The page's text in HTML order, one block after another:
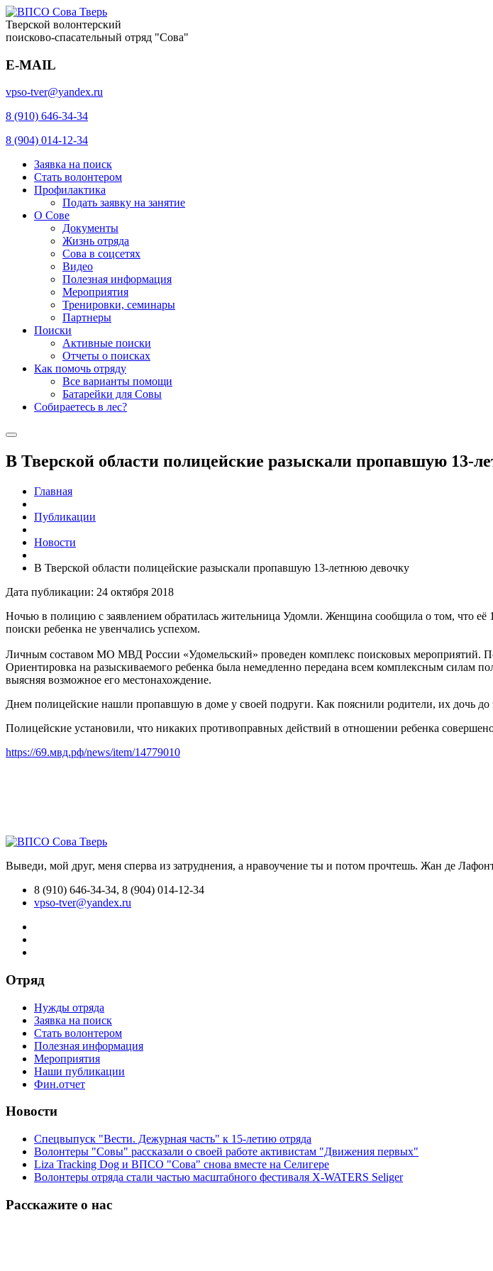
Тверской волонтерский
поисково-спасательный отряд "Сова"
E-MAIL
vpso-tver@yandex.ru
8 (910) 646-34-34
8 (904) 014-12-34
Заявка на поиск
Стать волонтером
Профилактика
Подать заявку на занятие
О Сове
Документы
Жизнь отряда
Сова в соцсетях
Видео
Полезная информация
Мероприятия
Тренировки, семинары
Партнеры
Поиски
Активные поиски
Отчеты о поисках
Как помочь отряду
Все варианты помощи
Батарейки для Совы
Собираетесь в лес?
В Тверской области полицейские разыскали пропавшую 13-
Главная
Публикации
Новости
В Тверской области полицейские разыскали пропавшую 13-летнюю девочку
Дата публикации: 24 октября 2018
Ночью в полицию с заявлением обратилась жительница Удомли. Женщина сообщила о том, что её
поиски ребенка не увенчались успехом.
Личным составом МО МВД России «Удомельский» проведен комплекс поисковых мероприятий.
Ориентировка на разыскиваемого ребенка была немедленно передана всем комплексным силам
выясняя возможное его местонахождение.
Днем полицейские нашли пропавшую в доме у своей подруги. Как пояснили родители, их дочь до
Полицейские установили, что никаких противоправных действий в отношении ребенка
https://69.мвд.рф/news/item/14779010
Выведи, мой друг, меня сперва из затруднения, а нравоучение ты и потом прочтешь. Жан де
8 (910) 646-34-34, 8 (904) 014-12-34
vpso-tver@yandex.ru
Отряд
Нужды отряда
Заявка на поиск
Стать волонтером
Полезная информация
Мероприятия
Наши публикации
Фин.отчет
Новости
Спецвыпуск "Вести. Дежурная часть" к 15-летию отряда
Волонтеры "Совы" рассказали о своей работе активистам "Движения первых"
Liza Tracking Dog и ВПСО "Сова" снова вместе на Селигере
Волонтеры отряда стали частью масштабного фестиваля X-WATERS Seliger
Расскажите о нас